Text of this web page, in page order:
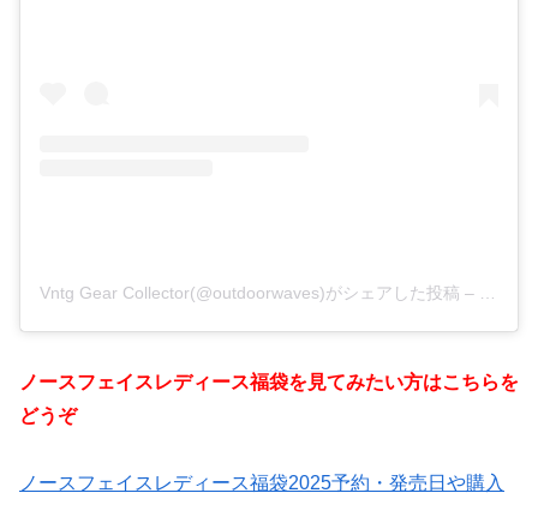
Vntg Gear Collector(@outdoorwaves)がシェアした投稿 –
ノースフェイスレディース福袋を見てみたい方はこちらを
どうぞ
ノースフェイスレディース福袋2025予約・発売日や購入